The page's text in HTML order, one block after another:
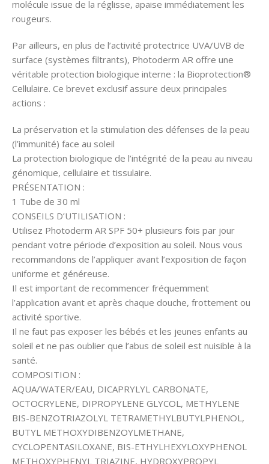
molécule issue de la réglisse, apaise immédiatement les
rougeurs.
Par ailleurs, en plus de l’activité protectrice UVA/UVB de
surface (systèmes filtrants), Photoderm AR offre une
véritable protection biologique interne : la Bioprotection®
Cellulaire. Ce brevet exclusif assure deux principales
actions :
La préservation et la stimulation des défenses de la peau
(l’immunité) face au soleil
La protection biologique de l’intégrité de la peau au niveau
génomique, cellulaire et tissulaire.
PRÉSENTATION :
1 Tube de 30 ml
CONSEILS D’UTILISATION :
Utilisez Photoderm AR SPF 50+ plusieurs fois par jour
pendant votre période d’exposition au soleil. Nous vous
recommandons de l’appliquer avant l’exposition de façon
uniforme et généreuse.
Il est important de recommencer fréquemment
l’application avant et après chaque douche, frottement ou
activité sportive.
Il ne faut pas exposer les bébés et les jeunes enfants au
soleil et ne pas oublier que l’abus de soleil est nuisible à la
santé.
COMPOSITION :
AQUA/WATER/EAU, DICAPRYLYL CARBONATE,
OCTOCRYLENE, DIPROPYLENE GLYCOL, METHYLENE
BIS-BENZOTRIAZOLYL TETRAMETHYLBUTYLPHENOL,
BUTYL METHOXYDIBENZOYLMETHANE,
CYCLOPENTASILOXANE, BIS-ETHYLHEXYLOXYPHENOL
METHOXYPHENYL TRIAZINE, HYDROXYPROPYL